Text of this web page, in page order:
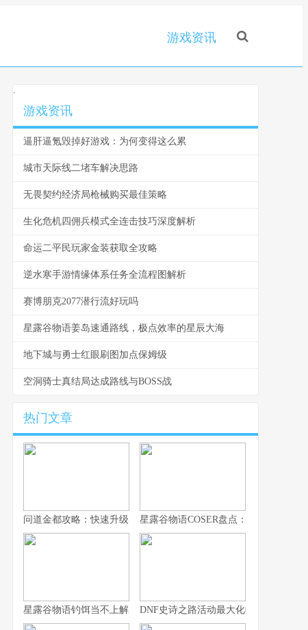
游戏资讯
.
游戏资讯
逼肝逼氪毁掉好游戏：为何变得这么累
城市天际线二堵车解决思路
无畏契约经济局枪械购买最佳策略
生化危机四佣兵模式全连击技巧深度解析
命运二平民玩家金装获取全攻略
逆水寒手游情缘体系任务全流程图解析
赛博朋克2077潜行流好玩吗
星露谷物语姜岛速通路线，极点效率的星辰大海
地下城与勇士红眼刷图加点保姆级
空洞骑士真结局达成路线与BOSS战
热门文章
问道金都攻略：快速升级实用技巧星露谷物语COSER盘点：高还原作品合
星露谷物语钓饵当不上解决办法的深度思索DNF史诗之路活动最大化收益的终极指